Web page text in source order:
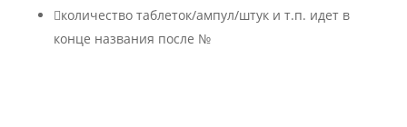
количество таблеток/ампул/штук и т.п. идет в
конце названия после №